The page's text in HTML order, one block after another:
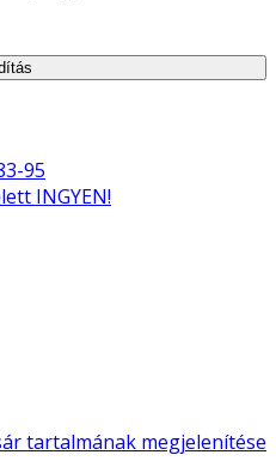
95
INGYEN!
tartalmának megjelenítése